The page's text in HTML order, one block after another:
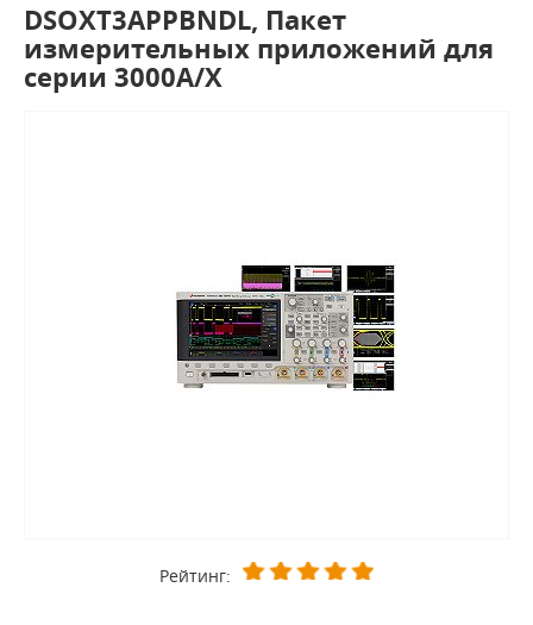
DSOXT3APPBNDL, Пакет
измерительных приложений для
серии 3000A/X
Рейтинг: